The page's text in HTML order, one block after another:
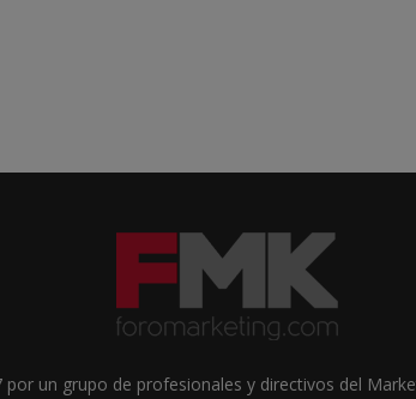
un grupo de profesionales y directivos del